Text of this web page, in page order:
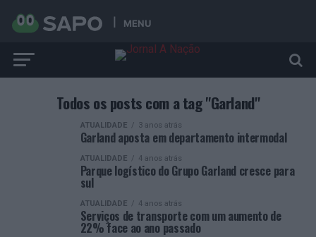
MENU
Todos os posts com a tag "Garland"
ATUALIDADE 3 anos atrás
Garland aposta em departamento intermodal
ATUALIDADE 4 anos atrás
Parque logístico do Grupo Garland cresce para
sul
ATUALIDADE 4 anos atrás
Serviços de transporte com um aumento de
22% face ao ano passado